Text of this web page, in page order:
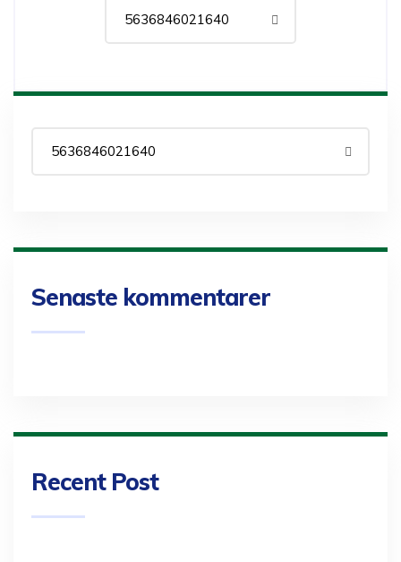
Senaste kommentarer
Recent Post